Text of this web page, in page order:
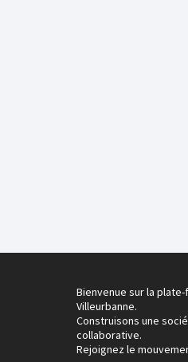
Bienvenue sur la
Villeurbanne.
Construisons une
collaborative.
Rejoignez le